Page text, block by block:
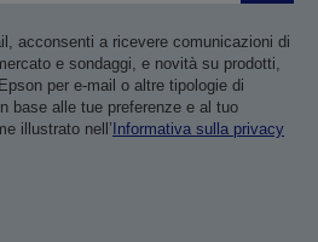
acconsenti a ricevere comunicazioni di
e sondaggi, e novità su prodotti,
per e-mail o altre tipologie di
base alle tue preferenze e al tuo
illustrato nell’ Informativa sulla privacy